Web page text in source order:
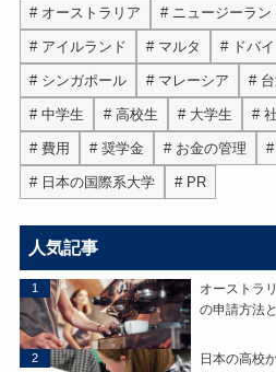
オーストラリア ニュージーラン
アイルランド マルタ ドバイ
シンガポール マレーシア 台
中学生 高校生 大学生
費用 奨学金 お金の管理
日本の国際系大学 PR
人気記事
オーストラ
の申請方法
1
日本の高校
2